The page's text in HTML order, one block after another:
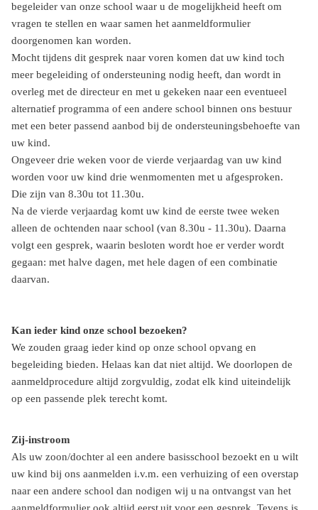
begeleider van onze school waar u de mogelijkheid heeft om
vragen te stellen en waar samen het aanmeldformulier
doorgenomen kan worden.
Mocht tijdens dit gesprek naar voren komen dat uw kind toch
meer begeleiding of ondersteuning nodig heeft, dan wordt in
overleg met de directeur en met u gekeken naar een eventueel
alternatief programma of een andere school binnen ons bestuur
met een beter passend aanbod bij de ondersteuningsbehoefte van
uw kind.
Ongeveer drie weken voor de vierde verjaardag van uw kind
worden voor uw kind drie wenmomenten met u afgesproken.
Die zijn van 8.30u tot 11.30u.
Na de vierde verjaardag komt uw kind de eerste twee weken
alleen de ochtenden naar school (van 8.30u - 11.30u). Daarna
volgt een gesprek, waarin besloten wordt hoe er verder wordt
gegaan: met halve dagen, met hele dagen of een combinatie
daarvan.
Kan ieder kind onze school bezoeken?
We zouden graag ieder kind op onze school opvang en
begeleiding bieden. Helaas kan dat niet altijd. We doorlopen de
aanmeldprocedure altijd zorgvuldig, zodat elk kind uiteindelijk
op een passende plek terecht komt.
Zij-instroom
Als uw zoon/dochter al een andere basisschool bezoekt en u wilt
uw kind bij ons aanmelden i.v.m. een verhuizing of een overstap
naar een andere school dan nodigen wij u na ontvangst van het